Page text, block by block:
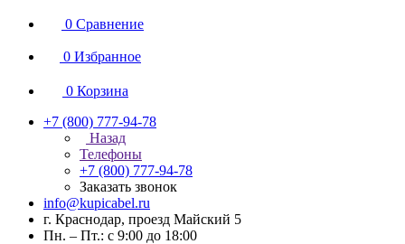
0 Сравнение
0 Избранное
0 Корзина
+7 (800) 777-94-78
Назад
Телефоны
+7 (800) 777-94-78
Заказать звонок
info@kupicabel.ru
г. Краснодар, проезд Майский 5
Пн. – Пт.: с 9:00 до 18:00